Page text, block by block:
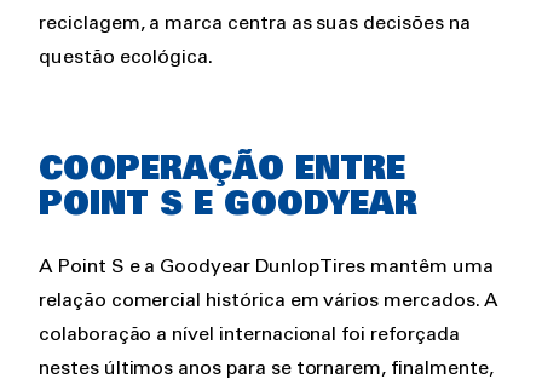
reciclagem, a marca centra as suas decisões na
questão ecológica.
COOPERAÇÃO ENTRE
POINT S E GOODYEAR
A Point S e a Goodyear Dunlop Tires mantêm uma
relação comercial histórica em vários mercados. A
colaboração a nível internacional foi reforçada
nestes últimos anos para se tornarem, finalmente,